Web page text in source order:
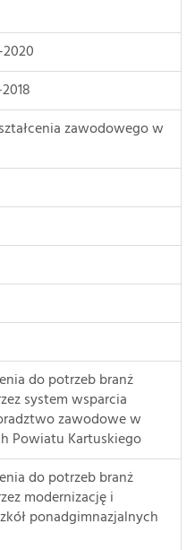
2020
zawodowego w
do potrzeb branż
system wsparcia
zawodowe w
Powiatu Kartuskiego
do potrzeb branż
modernizację i
ponadgimnazjalnych